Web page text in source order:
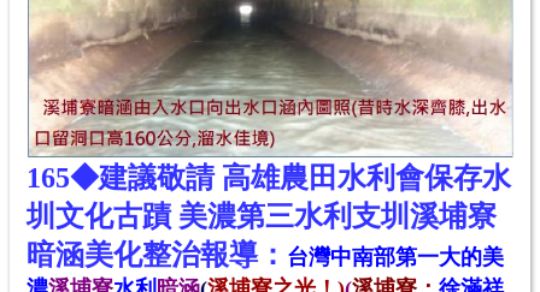
165◆建議敬請 高雄農田水利會保存水
圳文化古蹟 美濃第三水利支圳溪埔寮
暗涵美化整治報導： 台灣中南部第一大的美